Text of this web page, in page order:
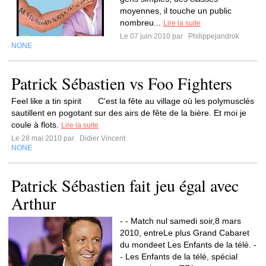
moyennes, il touche un public
nombreu...
Lire la suite
Le 07 juin 2010 par
Philippejandrok
NONE
Patrick Sébastien vs Foo Fighters
Feel like a tin spirit C'est la fête au village où les polymusclés
sautillent en pogotant sur des airs de fête de la bière. Et moi je
coule à flots.
Lire la suite
Le 28 mai 2010 par
Didier Vincent
NONE
Patrick Sébastien fait jeu égal avec
Arthur
- - Match nul samedi soir,8 mars
2010, entreLe plus Grand Cabaret
du mondeet Les Enfants de la télé. -
- Les Enfants de la télé, spécial